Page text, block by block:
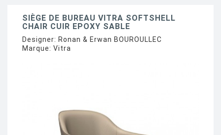
SIÈGE DE BUREAU VITRA SOFTSHELL
CHAIR CUIR EPOXY SABLE
Designer: Ronan & Erwan BOUROULLEC
Marque: Vitra